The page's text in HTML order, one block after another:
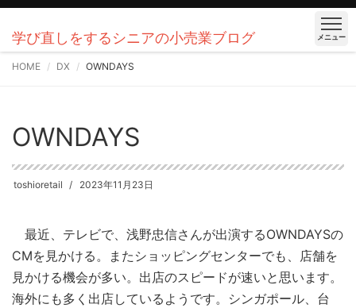
学び直しをするシニアの小売業ブログ メニュー
HOME DX OWNDAYS
OWNDAYS
toshioretail 2023年11月23日
最近、テレビで、浅野忠信さんが出演するOWNDAYSの
CMを見かける。またショッピングセンターでも、店舗を
見かける機会が多い。出店のスピードが速いと思います。
海外にも多く出店しているようです。シンガポール、台